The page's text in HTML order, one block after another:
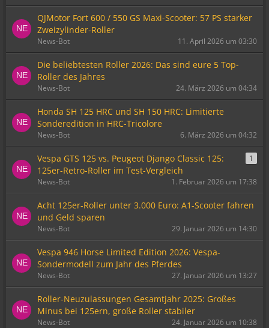
QJMotor Fort 600 / 550 GS Maxi-Scooter: 57 PS starker
Zweizylinder-Roller
News-Bot 11. April 2026 um 03:30
Die beliebtesten Roller 2026: Das sind eure 5 Top-
Roller des Jahres
News-Bot 24. März 2026 um 04:34
Honda SH 125 HRC und SH 150 HRC: Limitierte
Sonderedition in HRC-Tricolore
News-Bot 6. März 2026 um 04:32
Vespa GTS 125 vs. Peugeot Django Classic 125:
125er-Retro-Roller im Test-Vergleich
1
News-Bot 1. Februar 2026 um 17:38
Acht 125er-Roller unter 3.000 Euro: A1-Scooter fahren
und Geld sparen
News-Bot 29. Januar 2026 um 14:30
Vespa 946 Horse Limited Edition 2026: Vespa-
Sondermodell zum Jahr des Pferdes
News-Bot 27. Januar 2026 um 13:27
Roller-Neuzulassungen Gesamtjahr 2025: Großes
Minus bei 125ern, große Roller stabiler
News-Bot 24. Januar 2026 um 10:38